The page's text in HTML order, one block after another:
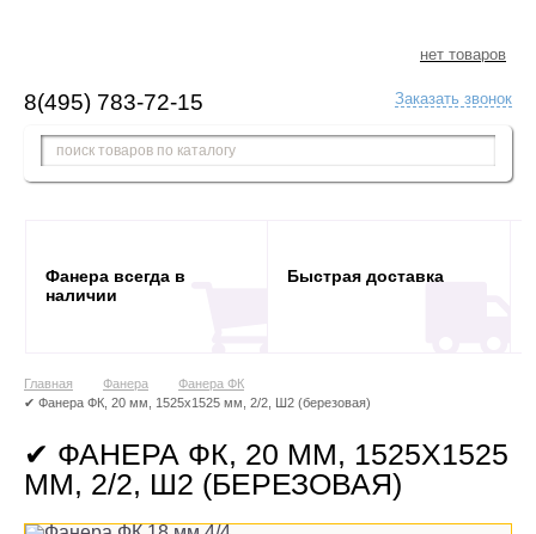
8(495) 783-72-15 Заказать звонок
нет товаров
Фанера всегда в
наличии
Быстрая доставка
Главная Фанера
Фанера ФК
✔ Фанера ФК, 20 мм, 1525x1525 мм, 2/2, Ш2 (березовая)
✔ ФАНЕРА ФК, 20 ММ, 1525X1525
ММ, 2/2, Ш2 (БЕРЕЗОВАЯ)